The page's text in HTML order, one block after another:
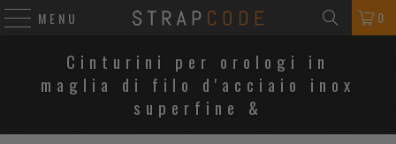
MENU 0
Cinturini per orologi in
maglia di filo d'acciaio inox
superfine &